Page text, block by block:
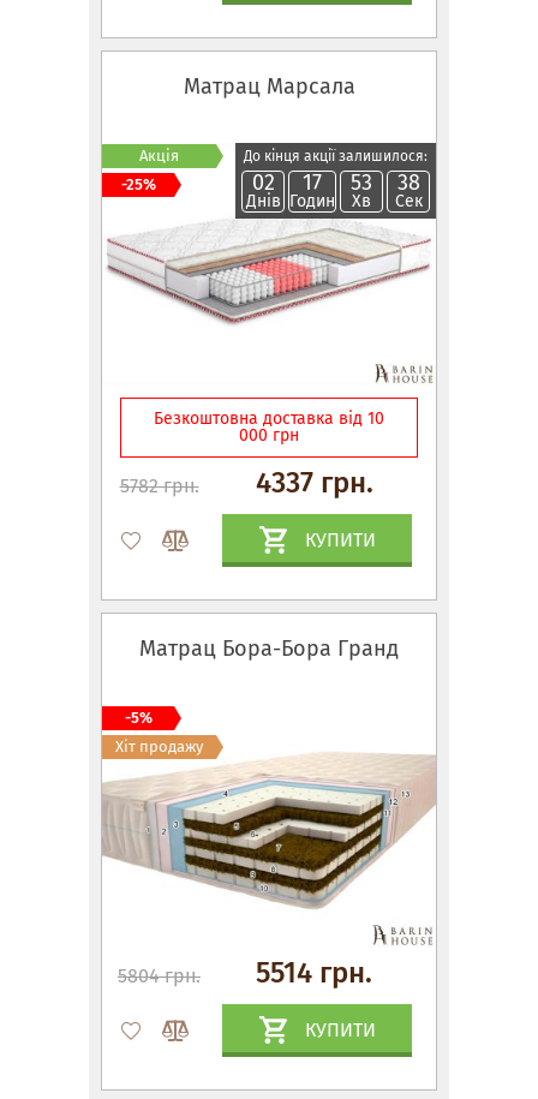
Матрац Марсала
До кінця акції залишилося:
02
Днів
17
Годин
53
Хв
37
Сек
Безкоштовна доставка від 10
000 грн
5782 грн. 4337 грн.
КУПИТИ
Акція
-25%
Матрац Бора-Бора Гранд
5804 грн. 5514 грн.
КУПИТИ
-5%
Хіт продажу